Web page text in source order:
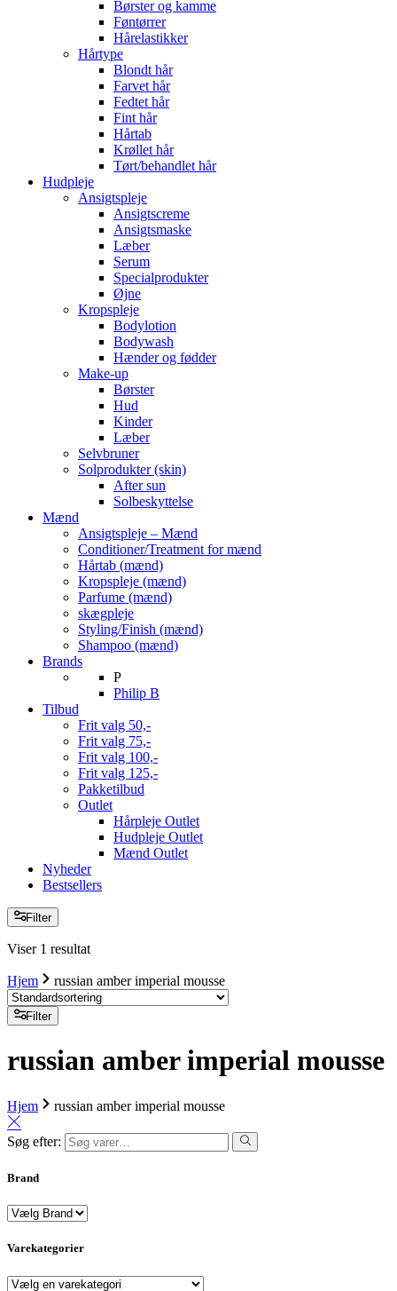
Børster og kamme
Føntørrer
Hårelastikker
Hårtype
Blondt hår
Farvet hår
Fedtet hår
Fint hår
Hårtab
Krøllet hår
Tørt/behandlet hår
Hudpleje
Ansigtspleje
Ansigtscreme
Ansigtsmaske
Læber
Serum
Specialprodukter
Øjne
Kropspleje
Bodylotion
Bodywash
Hænder og fødder
Make-up
Børster
Hud
Kinder
Læber
Selvbruner
Solprodukter (skin)
After sun
Solbeskyttelse
Mænd
Ansigtspleje – Mænd
Conditioner/Treatment for mænd
Hårtab (mænd)
Kropspleje (mænd)
Parfume (mænd)
skægpleje
Styling/Finish (mænd)
Shampoo (mænd)
Brands
P
Philip B
Tilbud
Frit valg 50,-
Frit valg 75,-
Frit valg 100,-
Frit valg 125,-
Pakketilbud
Outlet
Hårpleje Outlet
Hudpleje Outlet
Mænd Outlet
Nyheder
Bestsellers
Filter
Viser 1 resultat
Hjem russian amber imperial mousse
Filter
russian amber imperial mousse
Hjem russian amber imperial mousse
Søg efter:
Brand
Varekategorier